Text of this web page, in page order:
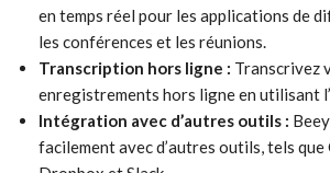
en temps réel pour les applications de
les conférences et les réunions.
Transcription hors ligne : Transcrivez
enregistrements hors ligne en utilisant
Intégration avec d’autres outils :
facilement avec d’autres outils, tels